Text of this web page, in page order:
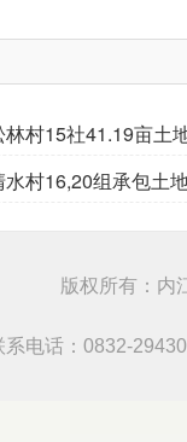
村15社41.19亩土
村16,20组承包土
版权所有：
系电话：0832-